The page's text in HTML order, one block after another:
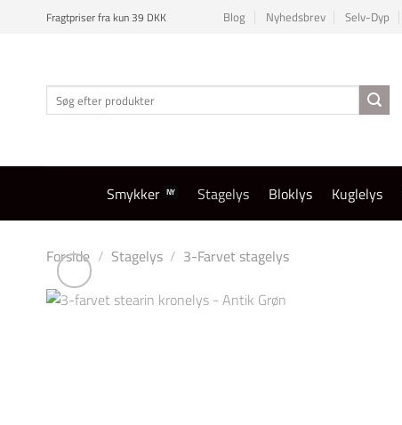
Fragtpriser fra kun 39 DKK Blog Nyhedsbrev Selv-Dyp
Søg
efter:
Smykker Stagelys Bloklys Kuglelys
Forside / Stagelys / 3-Farvet stagelys